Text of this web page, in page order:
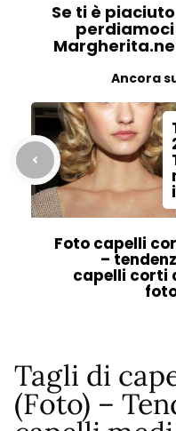
Se ti è
Ancora
Foto capelli
–
capelli corti
Tagli di
(Foto) –